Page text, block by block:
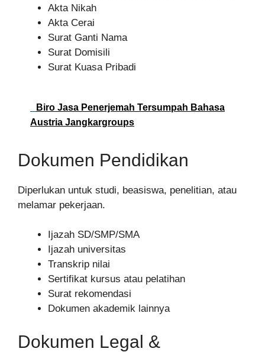
Akta Nikah
Akta Cerai
Surat Ganti Nama
Surat Domisili
Surat Kuasa Pribadi
Biro Jasa Penerjemah Tersumpah Bahasa
Austria Jangkargroups
Dokumen Pendidikan
Diperlukan untuk studi, beasiswa, penelitian, atau
melamar pekerjaan.
Ijazah SD/SMP/SMA
Ijazah universitas
Transkrip nilai
Sertifikat kursus atau pelatihan
Surat rekomendasi
Dokumen akademik lainnya
Dokumen Legal &